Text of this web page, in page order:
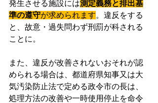
発生させる施設には測定義務と排出基
準の遵守が求められます。違反をする
と、故意・過失問わず刑罰が科される
ことに。
また、違反が改善されないおそれが認
められる場合は、都道府県知事又は大
気汚染防止法で定める政令市の長は、
処理方法の改善や一時使用停止を命令